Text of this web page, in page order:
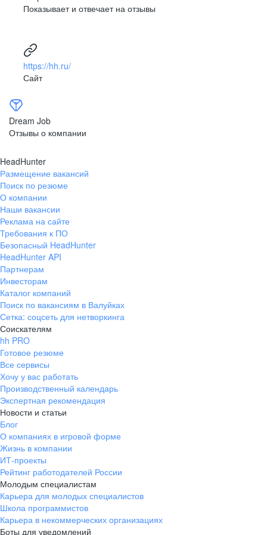
Развитая корпоративная культура, сильный и известный
HR-brand компании, многочисленные корпоративные
мероприятия внутри филиалов, периодические
программы обучения, возможность побывать на обучении
со всех регионов и филиалов съезжаются вживую
в одном месте.
Показывает и отвечает на отзывы
https://hh.ru/
Сайт
Dream Job
Отзывы о компании
HeadHunter
Размещение вакансий
Поиск по резюме
О компании
Наши вакансии
Реклама на сайте
Требования к ПО
Безопасный HeadHunter
HeadHunter API
Партнерам
Инвесторам
Каталог компаний
Поиск по вакансиям в Валуйках
Сетка: соцсеть для нетворкинга
Соискателям
hh PRO
Готовое резюме
Все сервисы
Хочу у вас работать
Производственный календарь
Экспертная рекомендация
Новости и статьи
Блог
О компаниях в игровой форме
Жизнь в компании
ИТ-проекты
Рейтинг работодателей России
Молодым специалистам
Карьера для молодых специалистов
Школа программистов
Карьера в некоммерческих организациях
Боты для уведомлений